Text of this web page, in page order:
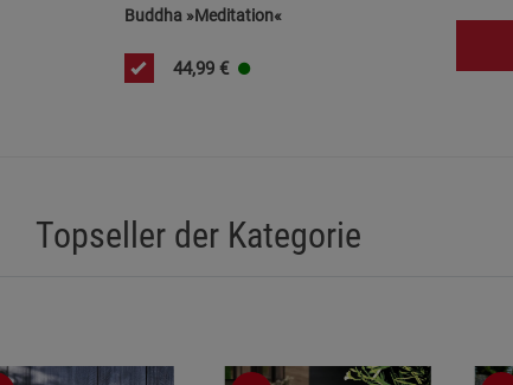
Buddha »Meditation«
44,99 €
Topseller der Kategorie
Cookies (3) Marketing Cookies
Marketing Cookies